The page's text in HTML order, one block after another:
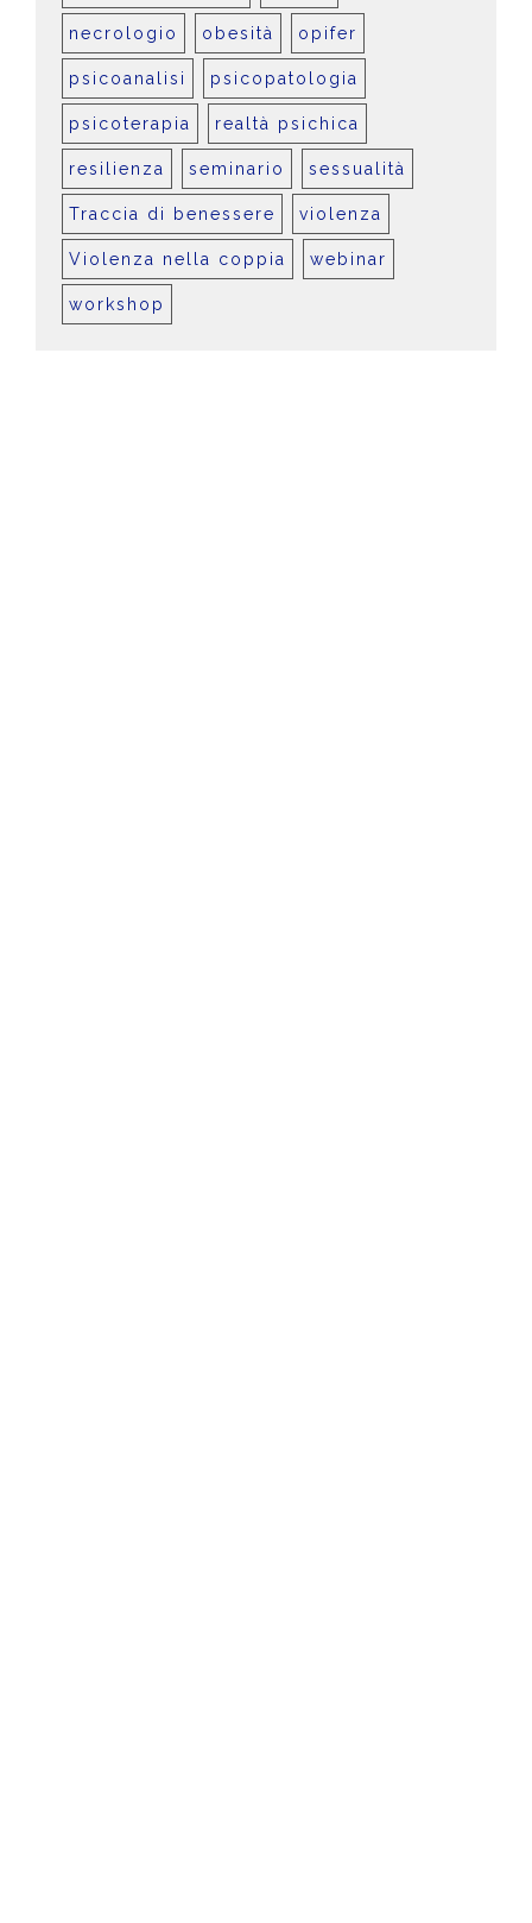
necrologio obesità opifer
psicoanalisi psicopatologia
psicoterapia realtà psichica
resilienza seminario sessualità
Traccia di benessere violenza
Violenza nella coppia webinar
workshop